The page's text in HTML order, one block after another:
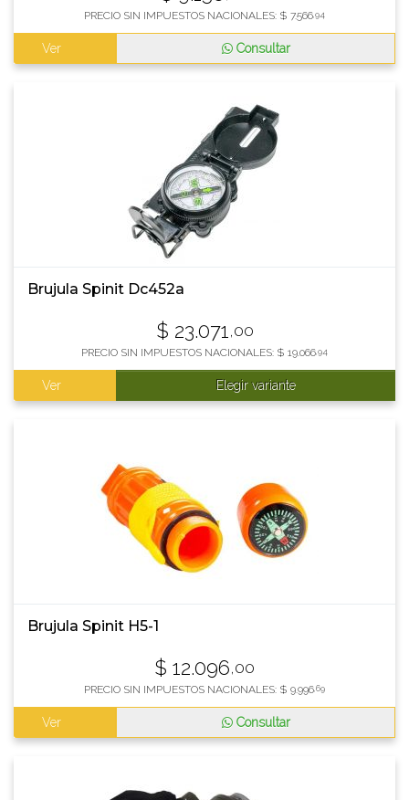
PRECIO SIN IMPUESTOS NACIONALES: $ 7.566,94
Ver Consultar
Brujula Spinit Dc452a
$ 23.071 ,00
PRECIO SIN IMPUESTOS NACIONALES: $ 19.066,94
Ver Elegir variante
Brujula Spinit H5-1
$ 12.096,00
PRECIO SIN IMPUESTOS NACIONALES: $ 9.996,69
Ver Consultar